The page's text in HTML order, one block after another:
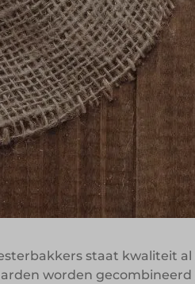
Vanuit het Zeeuwse
die lokaal, landelijk en
Middelburg in 2001
om verdere groei
ambacht maakt Bliek
staat kwaliteit
worden